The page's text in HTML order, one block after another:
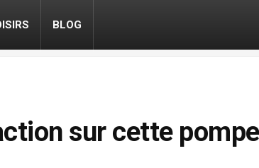
BLOG
sur cette